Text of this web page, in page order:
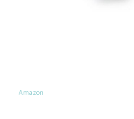
Amazon